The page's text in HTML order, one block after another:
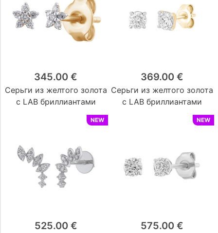
345.00 €
Серьги из желтого золота
с LAB бриллиантами
369.00 €
Серьги из желтого золота
с LAB бриллиантами
NEW
525.00 €
NEW
575.00 €